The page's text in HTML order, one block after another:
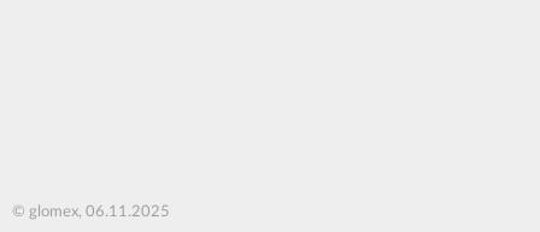
© glomex, 06.11.2025